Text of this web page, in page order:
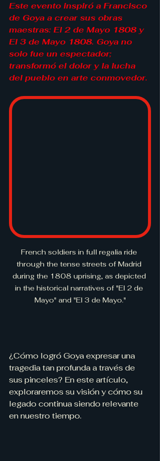
Este evento inspiró a Francisco
de Goya a crear sus obras
maestras: El 2 de Mayo 1808 y
El 3 de Mayo 1808. Goya no
solo fue un espectador;
transformó el dolor y la lucha
del pueblo en arte conmovedor.
French soldiers in full regalia ride
through the tense streets of Madrid
during the 1808 uprising, as depicted
in the historical narratives of "El 2 de
Mayo" and "El 3 de Mayo."
¿Cómo logró Goya expresar una
tragedia tan profunda a través de
sus pinceles? En este artículo,
exploraremos su visión y cómo su
legado continua siendo relevante
en nuestro tiempo.